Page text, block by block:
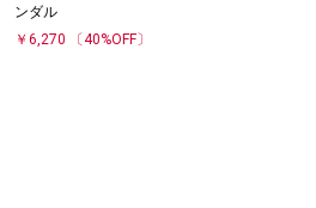
ンダル
￥6,270
〔40%OFF〕